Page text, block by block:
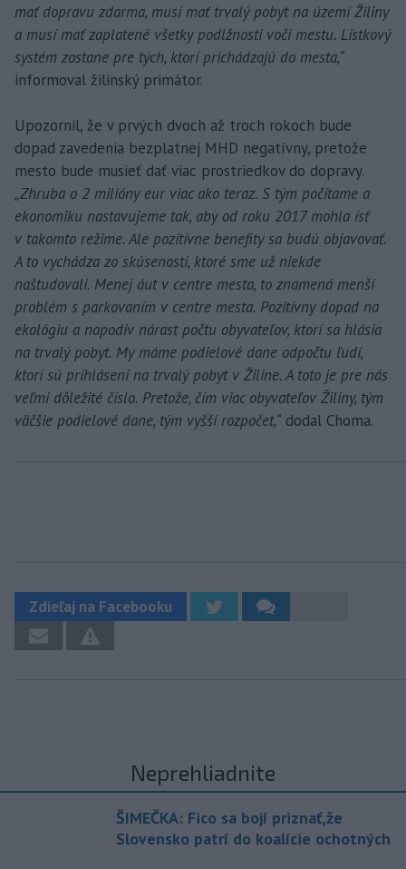
mať dopravu zdarma, musí mať trvalý pobyt na území Žiliny
a musí mať zaplatené všetky podlžnosti voči mestu. Lístkový
systém zostane pre tých, ktorí prichádzajú do mesta,“
informoval žilinský primátor.
Upozornil, že v prvých dvoch až troch rokoch bude
dopad zavedenia bezplatnej MHD negatívny, pretože
mesto bude musieť dať viac prostriedkov do dopravy.
„Zhruba o 2 milióny eur viac ako teraz. S tým počítame a
ekonomiku nastavujeme tak, aby od roku 2017 mohla ísť
v takomto režime. Ale pozitívne benefity sa budú objavovať.
A to vychádza zo skúseností, ktoré sme už niekde
naštudovali. Menej áut v centre mesta, to znamená menší
problém s parkovaním v centre mesta. Pozitívny dopad na
ekológiu a napodiv nárast počtu obyvateľov, ktorí sa hlásia
na trvalý pobyt. My máme podielové dane odpočtu ľudí,
ktorí sú prihlásení na trvalý pobyt v Žiline. A toto je pre nás
veľmi dôležité číslo. Pretože, čím viac obyvateľov Žiliny, tým
väčšie podielové dane, tým vyšší rozpočet,“ dodal Choma.
Zdieľaj na Facebooku
Neprehliadnite
ŠIMEČKA: Fico sa bojí priznať,že
Slovensko patrí do koalície ochotných